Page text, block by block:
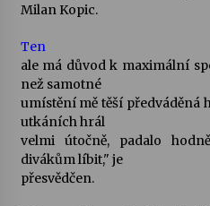
22. 7. 2026
Vysočinka
Milan Kopic.
Ten
ale má důvod k maximální
než samotné
umístění mě těší předváděná
utkáních hrál
velmi útočně, padalo
divákům líbit," je
přesvědčen.